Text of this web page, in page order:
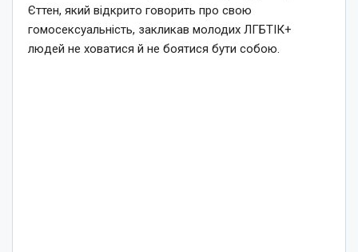
Єттен, який відкрито говорить про свою
гомосексуальність, закликав молодих ЛГБТІК+
людей не ховатися й не боятися бути собою.